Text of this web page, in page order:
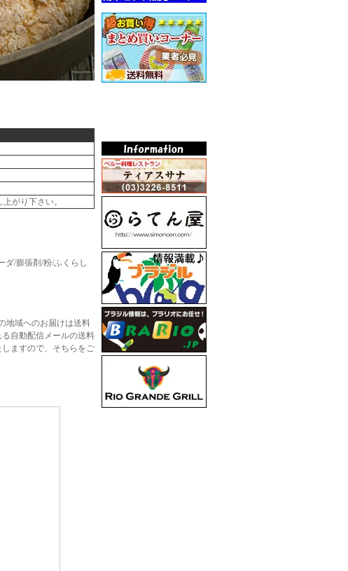
がり下さい。
ダ/膨張剤/粉/ふくらし
地域へのお届けは送料
自動配信メールの送料
ますので、そちらをご